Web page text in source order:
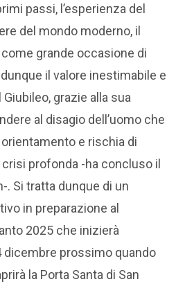
passi, l’esperienza del
del mondo moderno, il
grande occasione di
il valore inestimabile e
grazie alla sua
al disagio dell’uomo che
e rischia di
profonda -ha concluso il
. Si tratta dunque di un
in preparazione al
2025 che inizierà
dicembre prossimo quando
la Porta Santa di San